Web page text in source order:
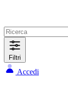
Filtri
Accedi